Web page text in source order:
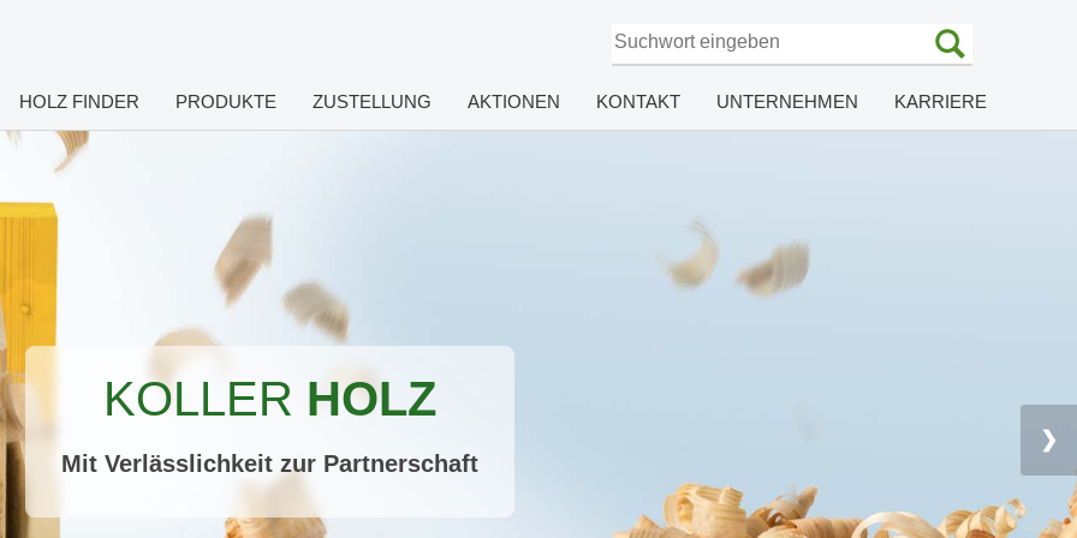
HOLZ FINDER PRODUKTE ZUSTELLUNG AKTIONEN KONTAKT UNTERNEHMEN KARRIERE
Jetzt auf zum
HOLZ FINDER!
3.000 Artikel direkt vergleichen & anfragen
❯